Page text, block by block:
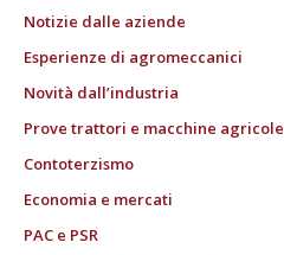
Notizie dalle aziende
Esperienze di agromeccanici
Novità dall’industria
Prove trattori e macchine agricole
Contoterzismo
Economia e mercati
PAC e PSR